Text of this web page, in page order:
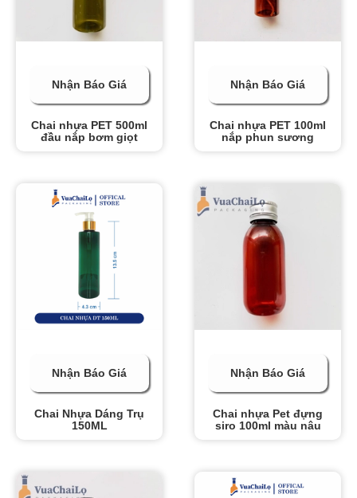
Nhận Báo Giá
Chai nhựa PET 500ml
đầu nắp bơm giọt
Nhận Báo Giá
Chai nhựa PET 100ml
nắp phun sương
Nhận Báo Giá
Chai Nhựa Dáng Trụ
150ML
Nhận Báo Giá
Chai nhựa Pet đựng
siro 100ml màu nâu